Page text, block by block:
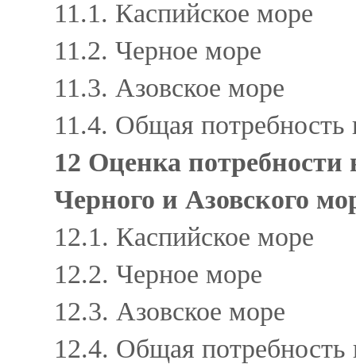
11.1. Каспийское море
11.2. Черное море
11.3. Азовское море
11.4. Общая
12 Оценка
Черного и Азовского
12.1. Каспийское море
12.2. Черное море
12.3. Азовское море
12.4. Общая потребность